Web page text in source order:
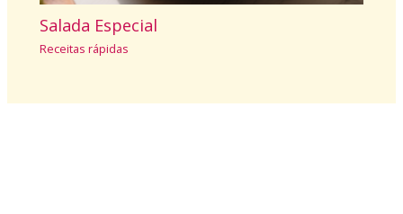
Salada Especial
Receitas rápidas